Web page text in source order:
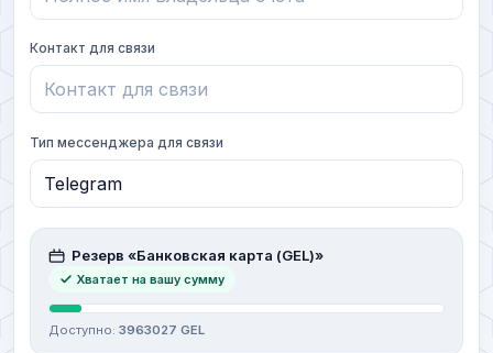
Контакт для связи
Тип мессенджера для связи
Резерв «Банковская карта (GEL)»
Хватает на вашу сумму
Доступно: 3963027 GEL